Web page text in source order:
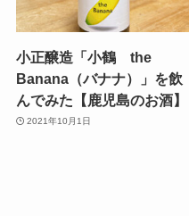
小正醸造「小鶴 the
Banana（バナナ）」を飲
んでみた【鹿児島のお酒】
2021年10月1日